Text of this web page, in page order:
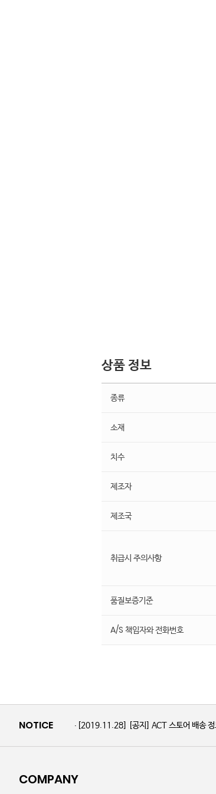
상품 정보
종류
소재
치수
제조자
제조국
취급시 주의사항
품질보증기준
A/S 책임자와 전화번호
NOTICE [2019.11.28] [공지] ACT 스토어 배송
COMPANY